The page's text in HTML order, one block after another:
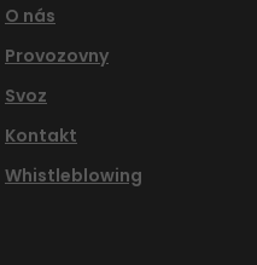
O nás
Provozovny
Svoz
Kontakt
Whistleblowing